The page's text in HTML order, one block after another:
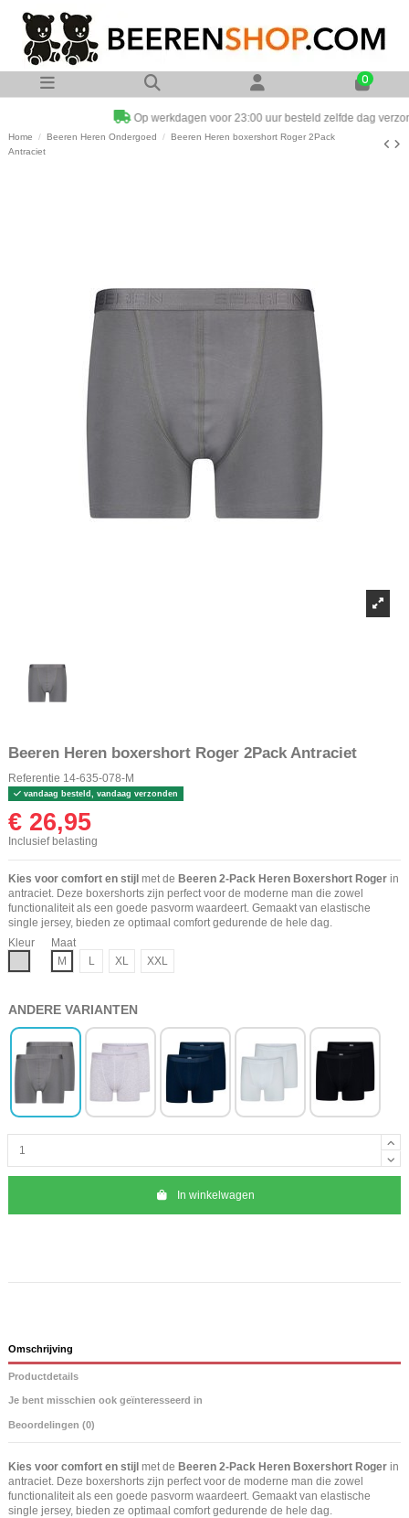
0
Op werkdagen voor 23:00 uur besteld zelfde dag verzonden
Home Beeren Heren Ondergoed
Beeren Heren boxershort Roger 2Pack
Antraciet
Beeren Heren boxershort Roger 2Pack Antraciet
Referentie 14-635-078-M
vandaag besteld, vandaag verzonden
€ 26,95
Inclusief belasting
Kies voor comfort en stijl met de Beeren 2-Pack Heren Boxershort Roger in
antraciet. Deze boxershorts zijn perfect voor de moderne man die zowel
functionaliteit als een goede pasvorm waardeert. Gemaakt van elastische
single jersey, bieden ze optimaal comfort gedurende de hele dag.
Kleur
Maat
M
L XL XXL
ANDERE VARIANTEN
In winkelwagen
Omschrijving
Productdetails
Je bent misschien ook geïnteresseerd in
Beoordelingen (0)
Kies voor comfort en stijl met de Beeren 2-Pack Heren Boxershort Roger in
antraciet. Deze boxershorts zijn perfect voor de moderne man die zowel
functionaliteit als een goede pasvorm waardeert. Gemaakt van elastische
single jersey, bieden ze optimaal comfort gedurende de hele dag.